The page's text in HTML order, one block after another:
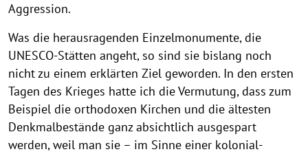
Aggression.
Was die herausragenden Einzelmonumente, die
UNESCO-Stätten angeht, so sind sie bislang noch
nicht zu einem erklärten Ziel geworden. In den ersten
Tagen des Krieges hatte ich die Vermutung, dass zum
Beispiel die orthodoxen Kirchen und die ältesten
Denkmalbestände ganz absichtlich ausgespart
werden, weil man sie – im Sinne einer kolonial-